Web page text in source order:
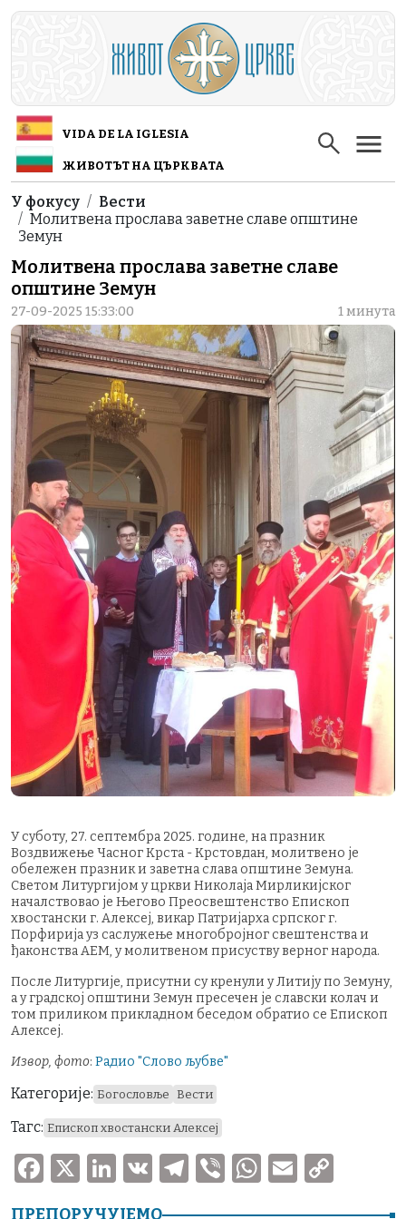
Skip to main content
VIDA DE LA IGLESIA
ЖИВОТЪТ НА ЦЪРКВАТА
Breadcrumb
У фокусу
Вести
Молитвена прослава заветне славе општине
Земун
Молитвена прослава заветне славе
општине Земун
27-09-2025 15:33:00 1 минута
У суботу, 27. септембра 2025. године, на празник
Воздвижење Часног Крста - Крстовдан, молитвено је
обележен празник и заветна слава општине Земуна.
Светом Литургијом у цркви Николаја Мирликијског
началствовао је Његово Преосвештенство Епископ
хвостански г. Алексеј, викар Патријарха српског г.
Порфирија уз саслужење многобројног свештенства и
ђаконства АЕМ, у молитвеном присуству верног народа.
После Литургије, присутни су кренули у Литију по Земуну,
а у градској општини Земун пресечен је славски колач и
том приликом прикладном беседом обратио се Епископ
Алексеј.
Извор, фото: Радио "Cлово љубве"
Категорије: Богословље Вести
Тагс: Епископ хвостански Алексеј
F
X
Li V
T
V
W E
ПРЕПОРУЧУЈЕМО